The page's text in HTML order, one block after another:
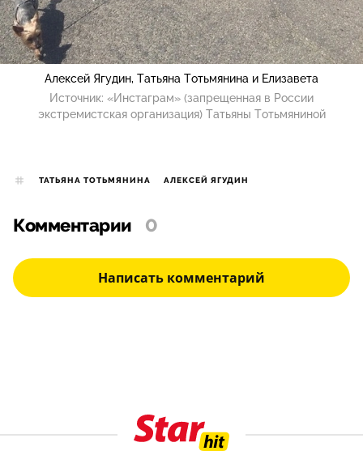
Алексей Ягудин, Татьяна Тотьмянина и Елизавета
Источник: «Инстаграм» (запрещенная в России
экстремистская организация) Татьяны Тотьмяниной
ТАТЬЯНА ТОТЬМЯНИНА АЛЕКСЕЙ ЯГУДИН
Комментарии 0
Написать комментарий